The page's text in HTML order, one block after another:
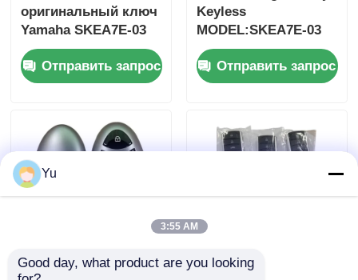
оригинальный ключ
Yamaha SKEA7E-03
B74-H6261-02 662F-
SKEA7D03
Отправить запрос
Keyless
MODEL:SKEA7E-03
Для Yamaha Умный
дистанционный
ключ B74-H6261-
Отправить запрос
2024-2025 Hyundai
2009-2014 TL Умный
Yu
3:55 AM
Good day, what product are you looking